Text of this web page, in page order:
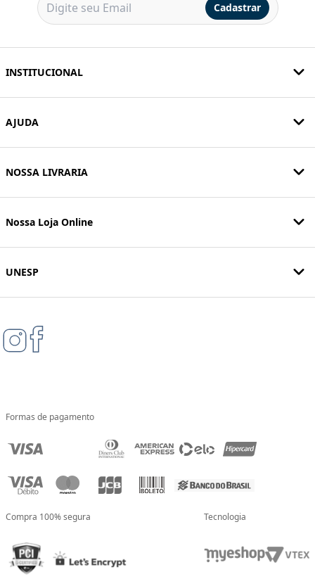
Cadastrar
INSTITUCIONAL
AJUDA
NOSSA LIVRARIA
Nossa Loja Online
UNESP
Formas de pagamento
Compra 100% segura Tecnologia